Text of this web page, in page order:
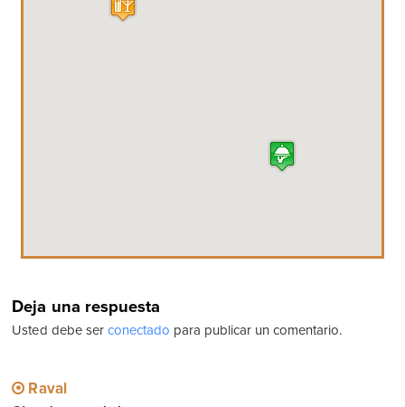
Deja una respuesta
Usted debe ser conectado para publicar un comentario.
Raval